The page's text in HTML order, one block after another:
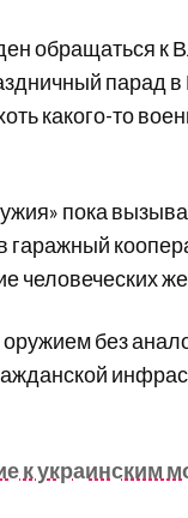
обращаться к
парад
какого-то
пока
гаражный
человеческих
без
к украинским